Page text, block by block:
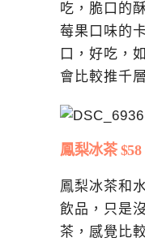
吃，脆口的
莓果口味的
口，好吃，
會比較推千
鳳梨冰茶 $58
鳳梨冰茶和
飲品，只是
茶，感覺比